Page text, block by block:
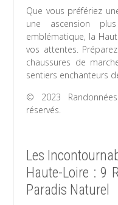
Que vous préfériez
une ascension
emblématique, la
vos attentes.
chaussures de
sentiers enchanteurs
© 2023
réservés.
Les
Haute-Loire : 9
Paradis Naturel